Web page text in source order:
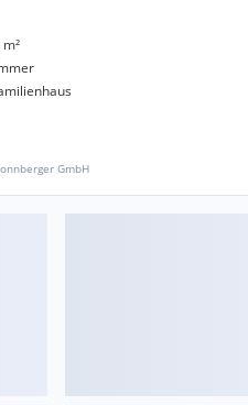
m²
GmbH